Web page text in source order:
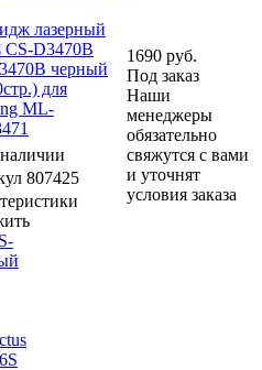
лазерный
CS-D3470B
черный
для
ML-
807425
1690 руб.
Под заказ
Наши
менеджеры
обязательно
свяжутся с вами
и уточнят
условия заказа